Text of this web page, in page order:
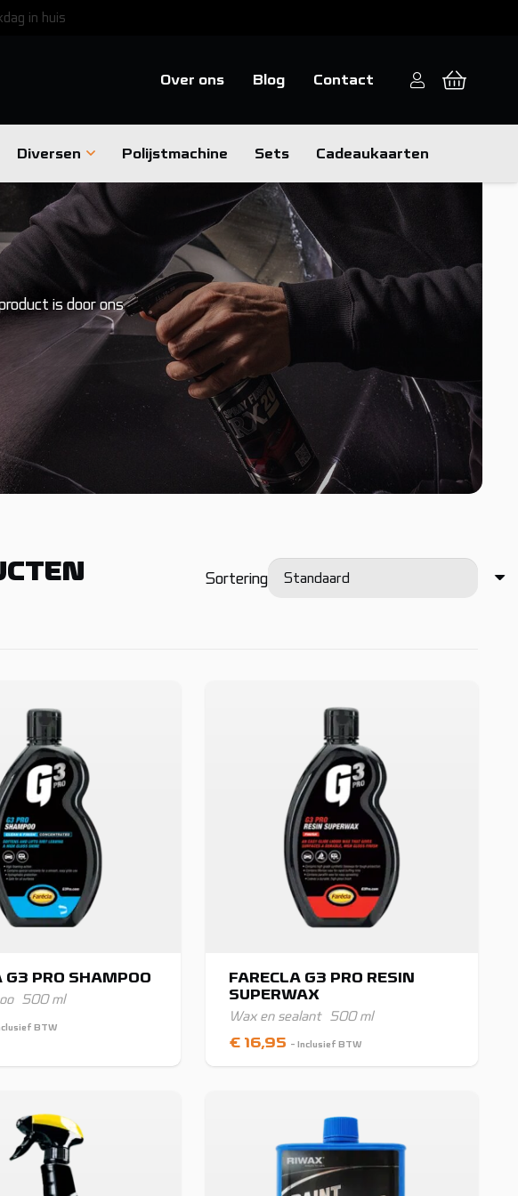
in huis
Over ons Blog Contact
Diversen Polijstmachine Sets Cadeaukaarten
is door ons
Sortering
G3 PRO SHAMPOO
500 ml
BTW
FARECLA G3 PRO RESIN
SUPERWAX
Wax en sealant 500 ml
€16,95 - Inclusief BTW